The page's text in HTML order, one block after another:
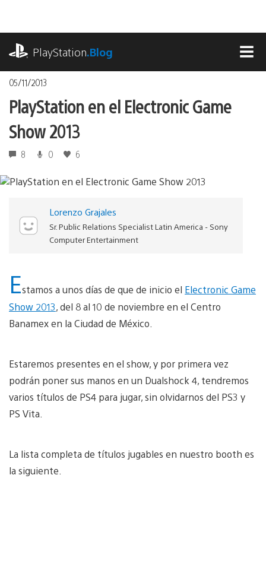
contenido
PlayStation.Blog
05/11/2013
PlayStation en el Electronic Game
Show 2013
8 0 6
Lorenzo Grajales
Sr. Public Relations Specialist Latin America - Sony
Computer Entertainment
Estamos a unos días de que de inicio el Electronic Game
Show 2013, del 8 al 10 de noviembre en el Centro
Banamex en la Ciudad de México.
Estaremos presentes en el show, y por primera vez
podrán poner sus manos en un Dualshock 4, tendremos
varios títulos de PS4 para jugar, sin olvidarnos del PS3 y
PS Vita.
La lista completa de títulos jugables en nuestro booth es
la siguiente.